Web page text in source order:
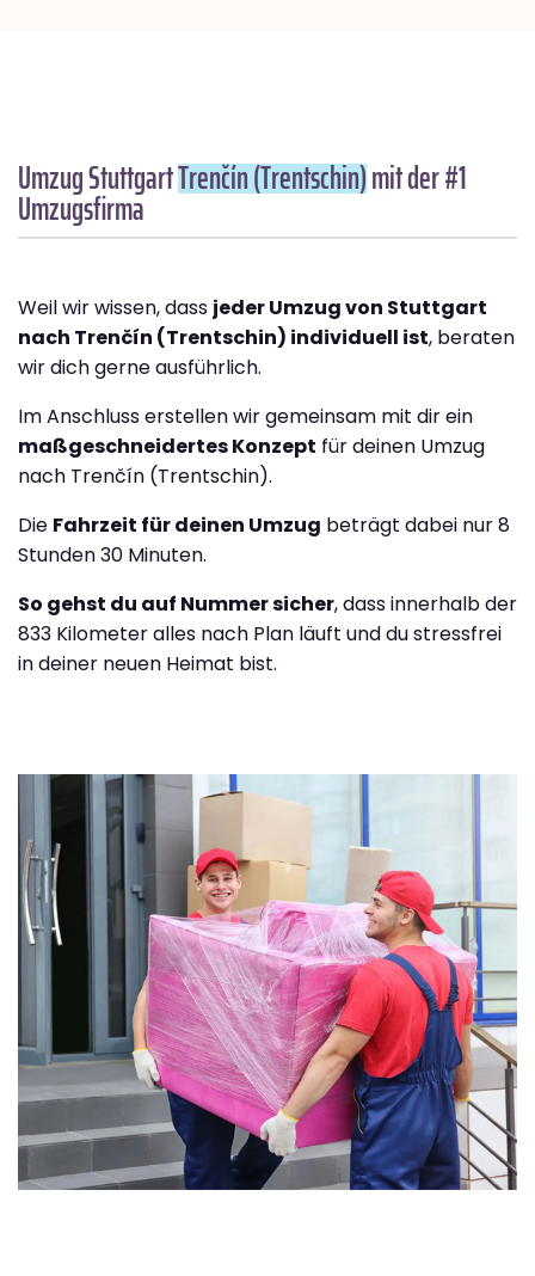
Umzug StuttgartTrenčín (Trentschin)mit der #1
Umzugsfirma
Weil wir wissen, dass jeder Umzug von Stuttgart
nach Trenčín (Trentschin) individuell ist, beraten
wir dich gerne ausführlich.
Im Anschluss erstellen wir gemeinsam mit dir ein
maßgeschneidertes Konzept für deinen Umzug
nach Trenčín (Trentschin).
Die Fahrzeit für deinen Umzug beträgt dabei nur 8
Stunden 30 Minuten.
So gehst du auf Nummer sicher, dass innerhalb der
833 Kilometer alles nach Plan läuft und du stressfrei
in deiner neuen Heimat bist.